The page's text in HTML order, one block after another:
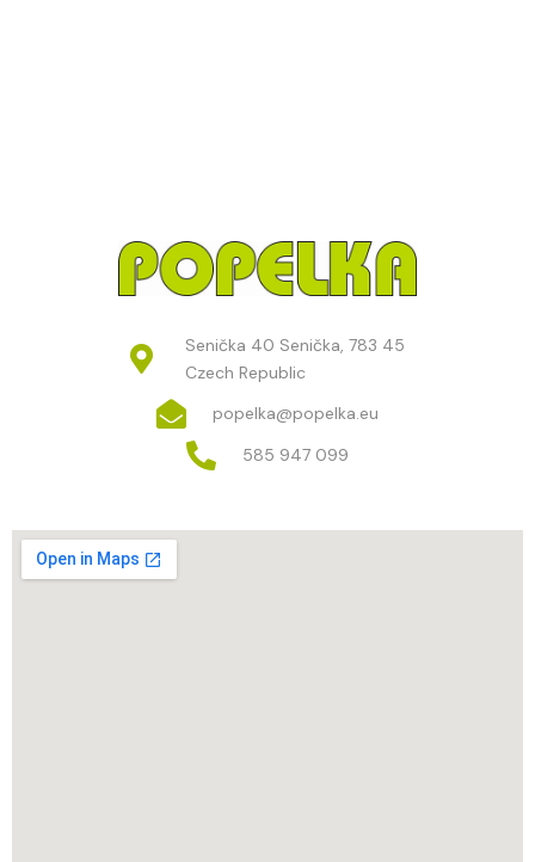
Senička 40 Senička, 783 45
Czech Republic
popelka@popelka.eu
585 947 099